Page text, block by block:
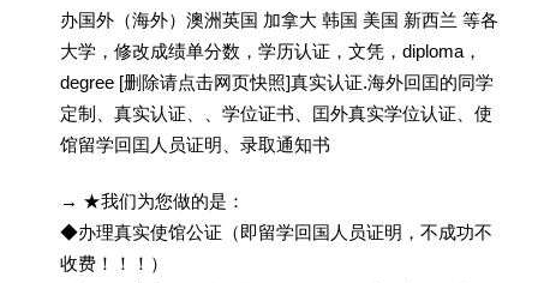
办国外（海外）澳洲英国 加拿大 韩国 美国 新西兰 等各
大学，修改成绩单分数，学历认证，文凭，diploma，
degree [删除请点击网页快照]真实认证.海外回囯的同学
定制、真实认证、、学位证书、囯外真实学位认证、使
馆留学回囯人员证明、录取通知书
→ ★我们为您做的是：
◆办理真实使馆公证（即留学回国人员证明，不成功不
收费！！！）